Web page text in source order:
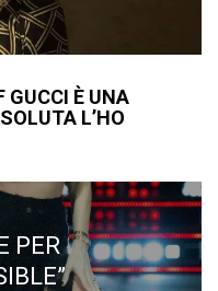
GUCCI È UNA
L’HO
PER